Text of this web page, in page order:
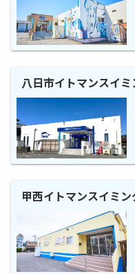
八日市イトマンスイ
甲西イトマンスイミ